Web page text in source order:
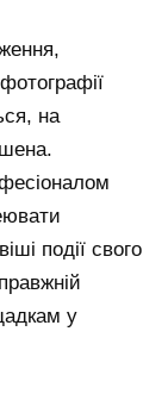
на
події свого
у